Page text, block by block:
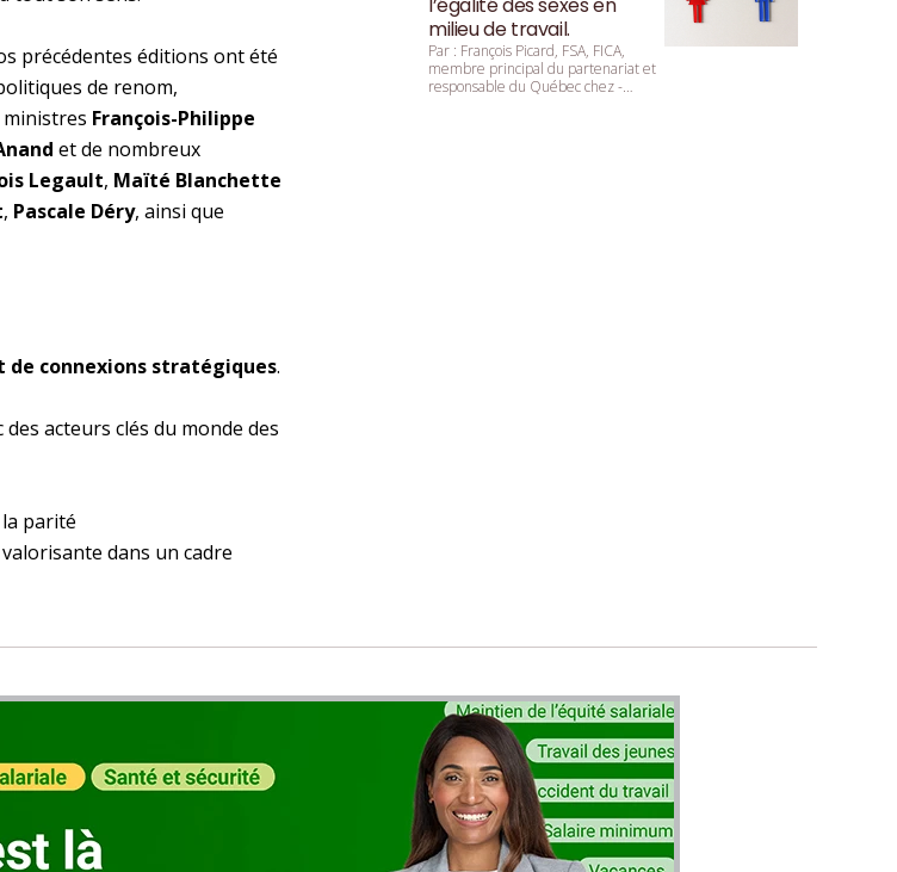
précédentes éditions ont été
de renom,
ministres François-Philippe
et de nombreux
Legault, Maïté Blanchette
, Pascale Déry, ainsi que
connexions stratégiques.
des acteurs clés du monde des
parité
dans un cadre
milieu de travail.
Par : François ­Picard, ­FSA, ­FICA,
membre principal du partenariat et
responsable du Québec chez ­